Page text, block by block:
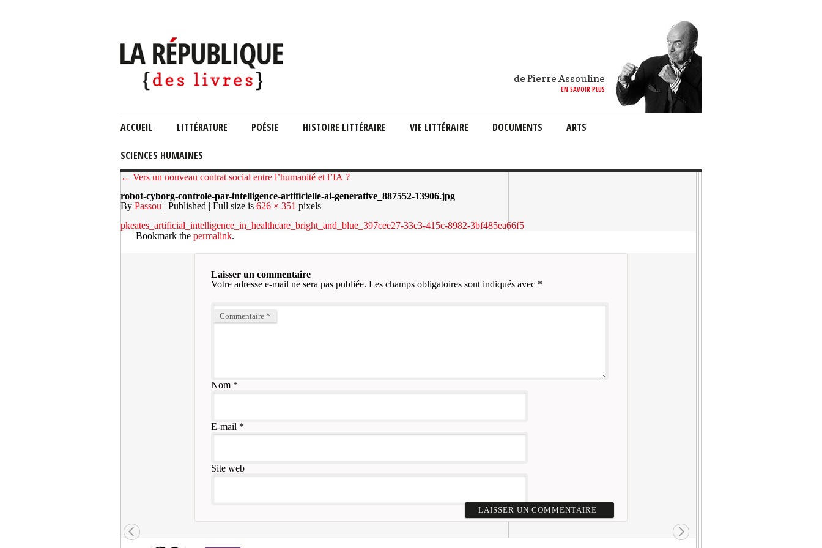
de Pierre Assouline
EN SAVOIR PLUS
ACCUEIL LITTÉRATURE POÉSIE HISTOIRE LITTÉRAIRE VIE LITTÉRAIRE DOCUMENTS ARTS
SCIENCES HUMAINES
← Vers un nouveau contrat social entre l’humanité et l’IA ?
robot-cyborg-controle-par-intelligence-artificielle-ai-generative_887552-13906.jpg
By Passou | Published | Full size is 626 × 351 pixels
pkeates_artificial_intelligence_in_healthcare_bright_and_blue_397cee27-33c3-415c-8982-3bf485ea66f5
Bookmark the permalink.
Laisser un commentaire
Votre adresse e-mail ne sera pas publiée. Les champs obligatoires sont indiqués avec *
Commentaire *
Nom*
E-mail *
Site web